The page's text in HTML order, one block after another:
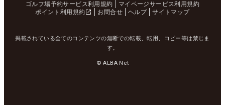
ゴルフ場予約サービス利用規約
マイページサービス利用規約
ポイント利用規約
お問合せ ヘルプ サイトマップ
掲載されている全てのコンテンツの無断での転載、転用、コピー等は禁じま
す。
© ALBA Net